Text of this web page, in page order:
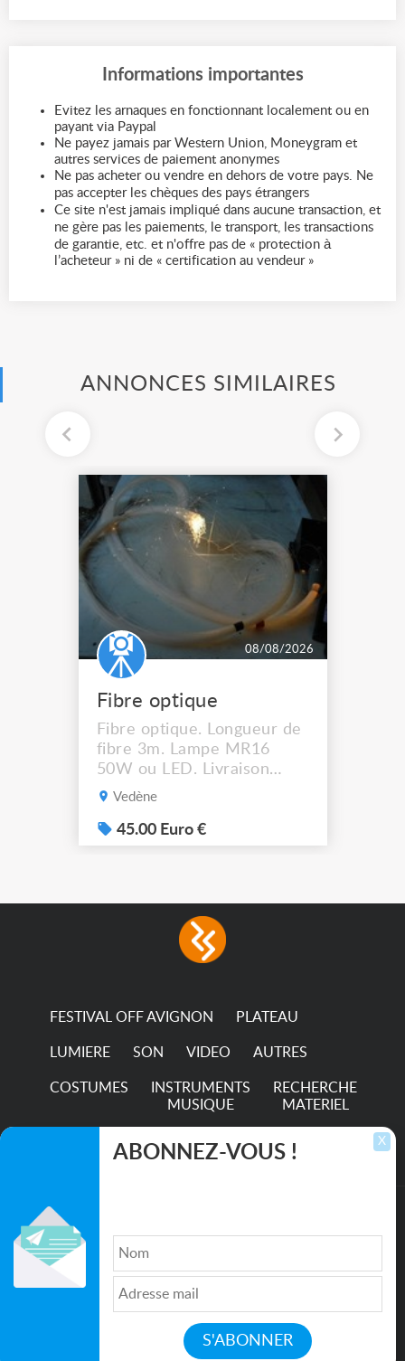
Informations importantes
Evitez les arnaques en fonctionnant localement ou en
payant via Paypal
Ne payez jamais par Western Union, Moneygram et
autres services de paiement anonymes
Ne pas acheter ou vendre en dehors de votre pays. Ne
pas accepter les chèques des pays étrangers
Ce site n'est jamais impliqué dans aucune transaction, et
ne gère pas les paiements, le transport, les transactions
de garantie, etc. et n'offre pas de « protection à
l’acheteur » ni de « certification au vendeur »
ANNONCES SIMILAIRES
08/08/2026
Fibre optique
Fibre optique. Longueur de
fibre 3m. Lampe MR16
50W ou LED. Livraison
possible.
Vedène
45.00 Euro €
FESTIVAL OFF AVIGNON PLATEAU
LUMIERE SON VIDEO AUTRES
COSTUMES
INSTRUMENTS
MUSIQUE
RECHERCHE
MATERIEL
TRANSPORTS
Qui sommes nous ?| Médias
Politique de confidentialité| Partenaires|
Mentions légales
X
ABONNEZ-VOUS !